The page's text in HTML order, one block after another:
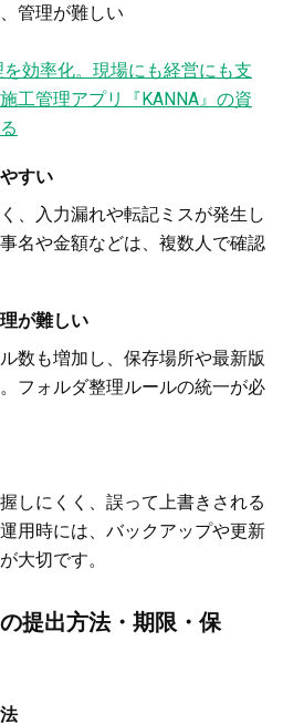
管理が難しい
効率化。現場にも経営にも支
工管理アプリ『KANNA』の資
すい
、入力漏れや転記ミスが発生し
名や金額などは、複数人で確認
が難しい
数も増加し、保存場所や最新版
フォルダ整理ルールの統一が必
しにくく、誤って上書きされる
用時には、バックアップや更新
大切です。
提出方法・期限・保